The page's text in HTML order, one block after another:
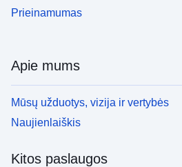
Prieinamumas
Apie mums
Mūsų užduotys, vizija ir vertybės
Naujienlaiškis
Kitos paslaugos